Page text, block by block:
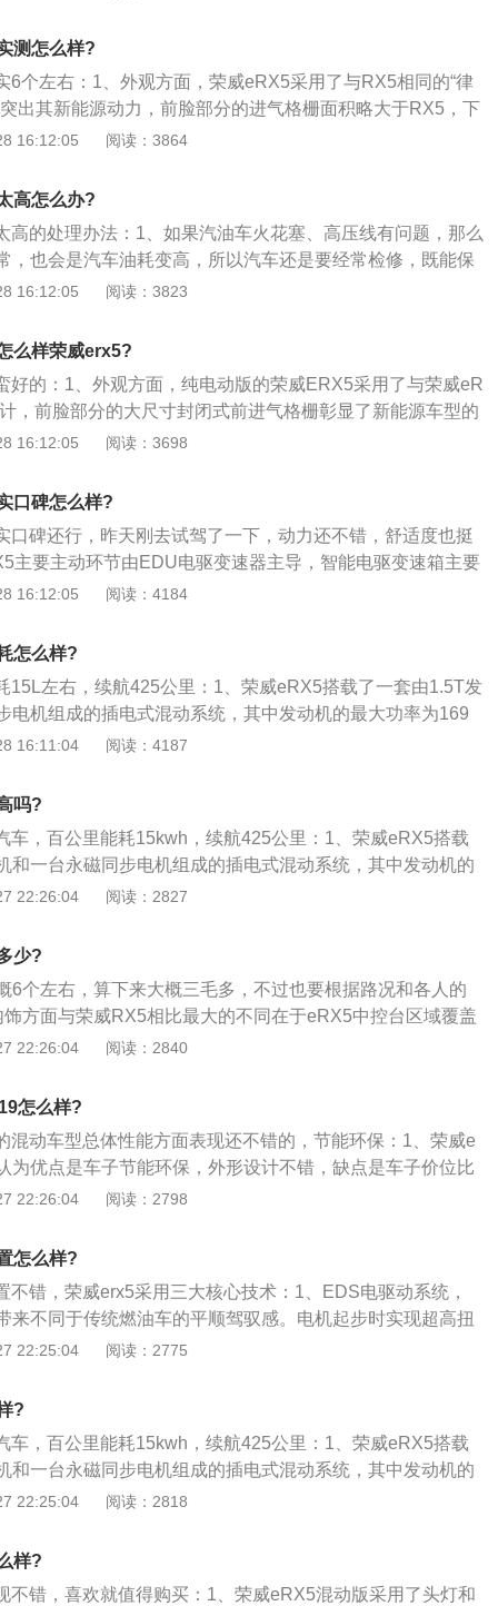
比最大的不同在于eRX5中控台区域覆盖的皮革材质为特有
车内氛围灯；4、多媒体屏幕尺寸为10.4英寸，为了便于操作
5度，下方保留了5个传统按键；新车仪表盘为12.3英寸全液
多媒体屏幕实时互联。
测怎么样?
6个左右：1、外观方面，荣威eRX5采用了与RX5相同的“律
出其新能源动力，前脸部分的进气格栅面积略大于RX5，下
幅调整；由于eRX5为插电混合式动力，所以车身右侧增加
不同在于eRX5中控台区域覆盖的皮革材质为特有的棕色，
灯；3、媒体屏幕尺寸为10.4英寸，为了便于操作显示屏偏向
留了5个传统按键；新车仪表盘为12.3英寸全液晶虚拟显示
实时互联。
16:12:05 阅读：3864
高怎么办?
高的处理办法：1、如果汽油车火花塞、高压线有问题，那么
，也会是汽车油耗变高，所以汽车还是要经常检修，既能保
决油耗高的问题；2、汽车油路不畅，积碳堵塞，使用燃油
经常出现打滑现象，增加耗油量；4、夏季高温空气湿度大
行驶速度快，汽车负载重，会使油耗偏高。
16:12:05 阅读：3823
么样荣威erx5?
好的：1、外观方面，纯电动版的荣威ERX5采用了与荣威eR
，前脸部分的大尺寸封闭式前进气格栅彰显了新能源车型的
型设计也与荣威eRX5相接近，但作为一款纯电动车型，新
寸的中控屏幕和液晶仪表盘，超大的中控屏幕不仅视觉效果
升了车辆的科技感。配置方面，拥有语音控制、定速巡航、
能，其超大尺寸的天窗也令人非常满意；3、动力方面，荣
磁同步电机，最大功率为85千瓦，最大马力为116匹，峰值
官方公布其综合工况续航里程可达320km，等速最大续航里
16:12:05 阅读：3698
口碑怎么样?
口碑还行，昨天刚去试驾了一下，动力还不错，舒适度也挺
主要主动环节由EDU电驱变速器主导，智能电驱变速箱主要
挡齿轮、TM电机及旋变组成；2、在发动机侧旁的ISG电机
；3、EDU智能电驱变速可以自行控制来自电机与发动机动
整车的工况，通过换挡控制；4、使各动力源始终处于最佳
的低油耗和低废气排放，克服同类车型平顺驾驶与线性加速
16:12:05 阅读：4184
怎么样?
15L左右，续航425公里：1、荣威eRX5搭载了一套由1.5T发
电机组成的插电式混动系统，其中发动机的最大功率为169
牛·米；2、综合下来，整套动力系统的峰值扭矩可以达到7
航里程为650km。
16:11:04 阅读：4187
吗?
车，百公里能耗15kwh，续航425公里：1、荣威eRX5搭载
和一台永磁同步电机组成的插电式混动系统，其中发动机的
峰值扭矩为250牛·米；2、综合下来，整套动力系统的峰值
，综合最大续航里程为650km。
22:26:04 阅读：2827
少?
6个左右，算下来大概三毛多，不过也要根据路况和各人的
方面与荣威RX5相比最大的不同在于eRX5中控台区域覆盖
棕色，并且配备了车内氛围灯；2、多媒体屏幕尺寸为10.4英
虚拟显示屏，可与多媒体屏幕实时互联；3、外观方面，荣威
同的“律动”设计理念，为了突出其新能源动力，前脸部分的
RX5，下方保险杠造型也有小幅调整；4、由于eRX5为插电
身右侧增加了一个充电插口；eRX5尾部不同之处仅在于排
22:26:04 阅读：2840
怎么样?
混动车型总体性能方面表现还不错的，节能环保：1、荣威e
为优点是车子节能环保，外形设计不错，缺点是车子价位比
贵；2、荣威ERX5还配备了360°全景影像、FCW前方碰撞
甲醛、PM2.5等，使得整个座舱安全且环保；3、车型的配置
厂的技术积累与品牌的特征，对于途观LPHEV和荣威eRX5
型来说，途观LPHEV在配置方面考虑更加周到，具有德系合
22:26:04 阅读：2798
怎么样?
不错，荣威erx5采用三大核心技术：1、EDS电驱动系统，
来不同于传统燃油车的平顺驾驭感。电机起步时实现超高扭
公里起步加速度；2、VCU智能高效电控系统，纯电系统的
；3、ESS高能量密度锂电池，采用CATL高能量密度三元锂
下电池性能优异，创新BMS完美解决极端工况需求。
22:25:04 阅读：2775
?
车，百公里能耗15kwh，续航425公里：1、荣威eRX5搭载
和一台永磁同步电机组成的插电式混动系统，其中发动机的
峰值扭矩为250牛·米；2、综合下来，整套动力系统的峰值
，综合最大续航里程为650km。
22:25:04 阅读：2818
样?
不错，喜欢就值得购买：1、荣威eRX5混动版采用了头灯和